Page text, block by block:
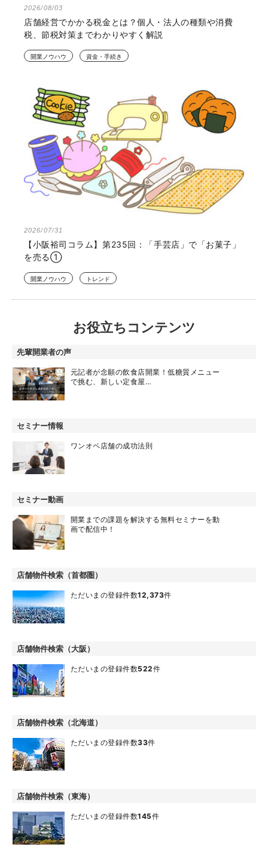
2026/08/03
店舗経営でかかる税金とは？個人・法人の種類や消費
税、節税対策までわかりやすく解説
開業ノウハウ 資金・手続き
2026/07/31
【小阪裕司コラム】第235回：「手芸店」で「お菓子」
を売る①
開業ノウハウ トレンド
お役立ちコンテンツ
先輩開業者の声
元記者が念願の飲食店開業！低糖質メニュー
で挑む、新しい定食屋…
セミナー情報
ワンオペ店舗の成功法則
セミナー動画
開業までの課題を解決する無料セミナーを動
画で配信中！
店舗物件検索（首都圏）
ただいまの登録件数12,373件
店舗物件検索（大阪）
ただいまの登録件数522件
店舗物件検索（北海道）
ただいまの登録件数33件
店舗物件検索（東海）
ただいまの登録件数145件